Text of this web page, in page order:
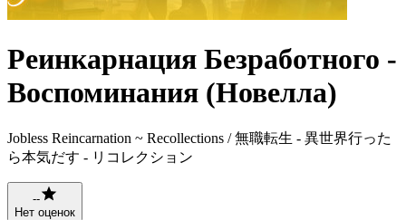
Реинкарнация Безработного -
Воспоминания (Новелла)
Jobless Reincarnation ~ Recollections / 無職転生 - 異世界行った
ら本気だす - リコレクション
--
Нет оценок